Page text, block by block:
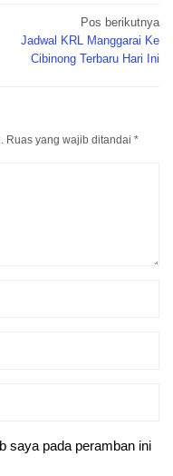
Pos berikutnya
Jadwal KRL Manggarai Ke
Cibinong Terbaru Hari Ini
Ruas yang wajib ditandai *
saya pada peramban ini